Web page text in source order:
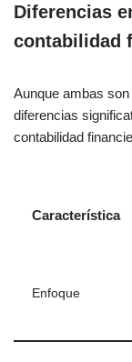
Diferencias
contabilidad
Aunque ambas
diferencias
contabilidad
Característica
Enfoque